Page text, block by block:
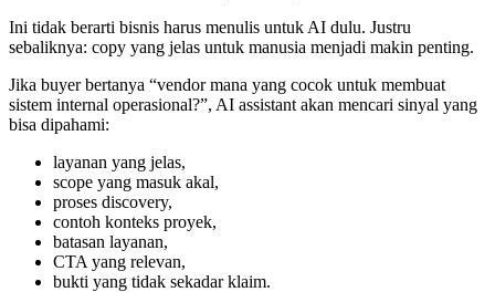
Ini tidak berarti bisnis harus menulis untuk AI dulu. Justru
sebaliknya: copy yang jelas untuk manusia menjadi makin penting.
Jika buyer bertanya “vendor mana yang cocok untuk membuat
sistem internal operasional?”, AI assistant akan mencari sinyal yang
bisa dipahami:
layanan yang jelas,
scope yang masuk akal,
proses discovery,
contoh konteks proyek,
batasan layanan,
CTA yang relevan,
bukti yang tidak sekadar klaim.